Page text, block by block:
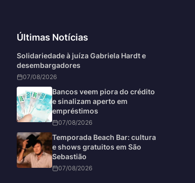
Últimas Notícias
Solidariedade à juíza Gabriela Hardt e
desembargadores
07/08/2026
Bancos veem piora do crédito
e sinalizam aperto em
empréstimos
07/08/2026
Temporada Beach Bar: cultura
e shows gratuitos em São
Sebastião
07/08/2026